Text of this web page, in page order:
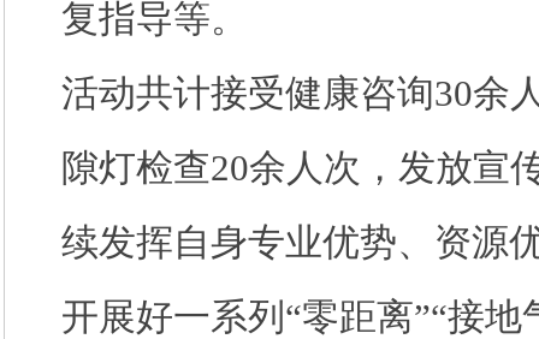
复指导等。
活动共计接受健康咨询30余
隙灯检查20余人次，发放宣
续发挥自身专业优势、资源
开展好一系列“零距离”“接